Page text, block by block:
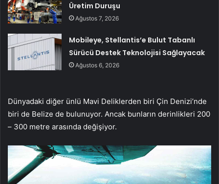
Üretim Duruşu
Ağustos 7, 2026
Mobileye, Stellantis’e Bulut Tabanlı
Sürücü Destek Teknolojisi Sağlayacak
Ağustos 6, 2026
Dünyadaki diğer ünlü Mavi Deliklerden biri Çin Denizi’nde
biri de Belize de bulunuyor. Ancak bunların derinlikleri 200
– 300 metre arasında değişiyor.